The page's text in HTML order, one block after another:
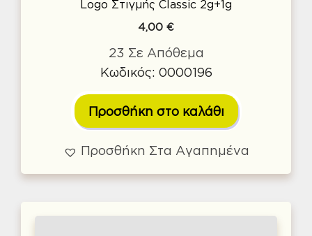
Logo Στιγμής Classic 2g+1g
4,00 €
23 Σε Απόθεμα
Κωδικός: 0000196
Προσθήκη στο καλάθι
Προσθήκη Στα Αγαπημένα